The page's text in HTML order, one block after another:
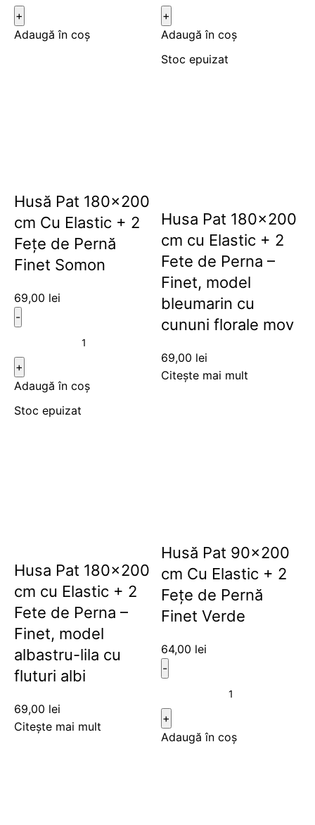
Adaugă în coș Adaugă în coș
Husă Pat 180×200
cm Cu Elastic + 2
Fețe de Pernă
Finet Somon
69,00 lei
Adaugă în coș
Stoc epuizat
Husa Pat 180×200
cm cu Elastic + 2
Fete de Perna –
Finet, model
bleumarin cu
cununi florale mov
69,00 lei
Citește mai mult
Stoc epuizat
Husa Pat 180×200
cm cu Elastic + 2
Fete de Perna –
Finet, model
albastru-lila cu
fluturi albi
69,00 lei
Citește mai mult
Husă Pat 90×200
cm Cu Elastic + 2
Fețe de Pernă
Finet Verde
64,00 lei
Adaugă în coș